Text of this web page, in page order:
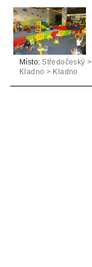
Místo: Středočeský >
Kladno > Kladno